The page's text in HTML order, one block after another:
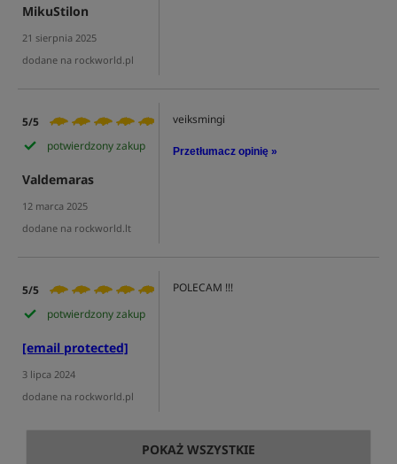
MikuStilon
21 sierpnia 2025
dodane na rockworld.pl
5/5
potwierdzony zakup
Valdemaras
12 marca 2025
dodane na rockworld.lt
veiksmingi
Przetłumacz opinię »
5/5
potwierdzony zakup
[email protected]
3 lipca 2024
dodane na rockworld.pl
POLECAM !!!
POKAŻ WSZYSTKIE